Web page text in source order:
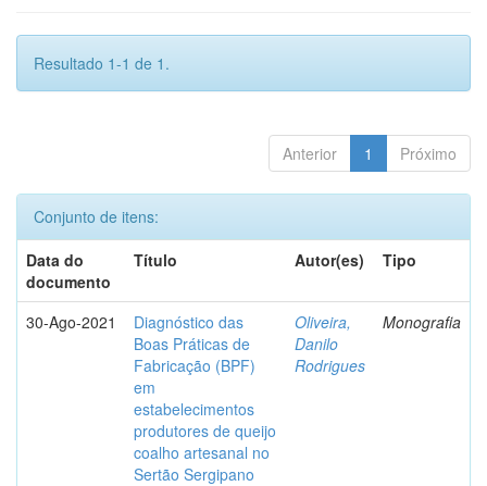
Resultado 1-1 de 1.
Anterior 1 Próximo
Conjunto de itens:
Data do
documento
Título Autor(es) Tipo
30-Ago-2021
Diagnóstico das
Boas Práticas de
Fabricação (BPF)
em
estabelecimentos
produtores de queijo
coalho artesanal no
Sertão Sergipano
Oliveira,
Danilo
Rodrigues
Monografia